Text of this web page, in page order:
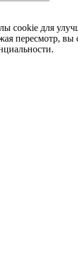
cookie для
пересмотр, вы